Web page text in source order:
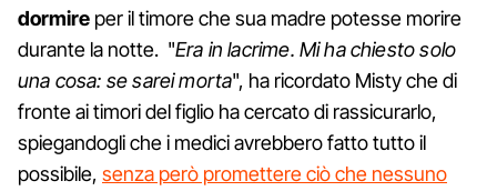
dormire per il timore che sua madre potesse morire
durante la notte. "Era in lacrime. Mi ha chiesto solo
una cosa: se sarei morta", ha ricordato Misty che di
fronte ai timori del figlio ha cercato di rassicurarlo,
spiegandogli che i medici avrebbero fatto tutto il
possibile, senza però promettere ciò che nessuno